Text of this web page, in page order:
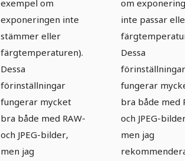
exempel om
exponeringen inte
stämmer eller
färgtemperaturen).
Dessa
förinställningar
fungerar mycket
bra både med RAW-
och JPEG-bilder,
men jag
om
inte passar
Dessa
förinställningar
fungerar
bra både med
och JPEG-
men jag